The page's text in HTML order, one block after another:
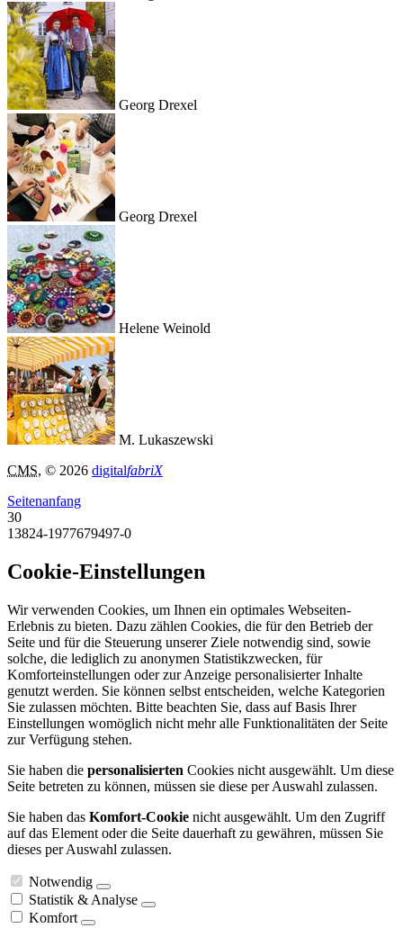
Georg Drexel
Georg Drexel
Helene Weinold
M. Lukaszewski
CMS, © 2026 digitalfabriX
Seitenanfang
30
13824-1977679497-0
Cookie-Einstellungen
Wir verwenden Cookies, um Ihnen ein optimales Webseiten-
Erlebnis zu bieten. Dazu zählen Cookies, die für den Betrieb der
Seite und für die Steuerung unserer Ziele notwendig sind, sowie
solche, die lediglich zu anonymen Statistikzwecken, für
Komforteinstellungen oder zur Anzeige personalisierter Inhalte
genutzt werden. Sie können selbst entscheiden, welche Kategorien
Sie zulassen möchten. Bitte beachten Sie, dass auf Basis Ihrer
Einstellungen womöglich nicht mehr alle Funktionalitäten der Seite
zur Verfügung stehen.
Sie haben die personalisierten Cookies nicht ausgewählt. Um diese
Seite betreten zu können, müssen sie diese per Auswahl zulassen.
Sie haben das Komfort-Cookie nicht ausgewählt. Um den Zugriff
auf das Element oder die Seite dauerhaft zu gewähren, müssen Sie
dieses per Auswahl zulassen.
Notwendig
Statistik & Analyse
Komfort